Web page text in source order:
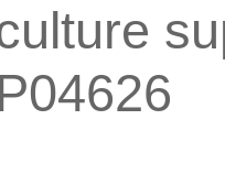
P04626